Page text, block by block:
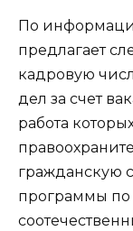
По
предлагает
кадровую
дел за счет
работа
гражданскую
программы